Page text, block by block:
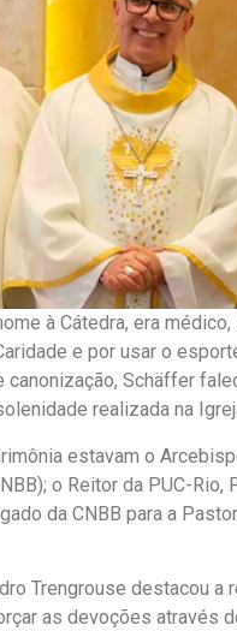
à Cátedra, era
e por usar o
Schäffer
realizada na
estavam o
o Reitor da PUC-
da CNBB para a
Trengrouse destacou a
as devoções através